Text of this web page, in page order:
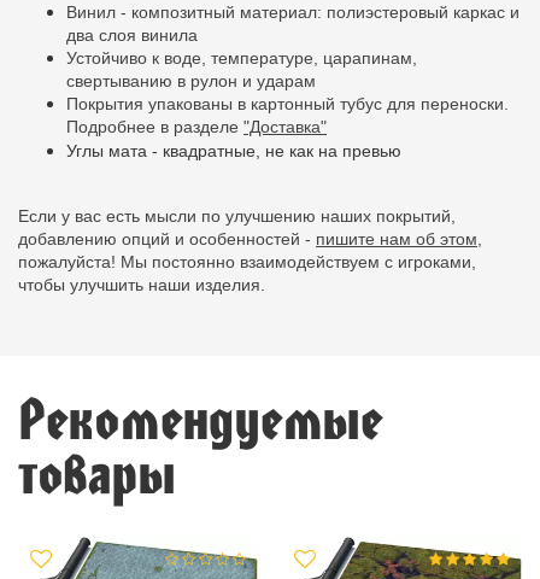
Винил - композитный материал: полиэстеровый каркас и
два слоя винила
Устойчиво к воде, температуре, царапинам,
свертыванию в рулон и ударам
Покрытия упакованы в картонный тубус для переноски.
Подробнее в разделе "Доставка"
Углы мата - квадратные, не как на превью
Если у вас есть мысли по улучшению наших покрытий,
добавлению опций и особенностей - пишите нам об этом,
пожалуйста! Мы постоянно взаимодействуем с игроками,
чтобы улучшить наши изделия.
Рекомендуемые
товары